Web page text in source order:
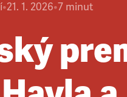
•21. 1. 2026•7 minut